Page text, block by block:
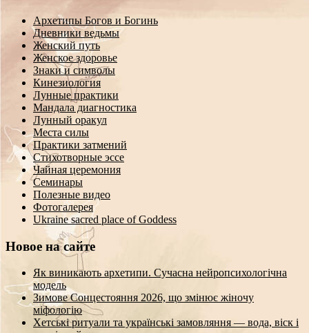
Архетипы Богов и Богинь
Дневники ведьмы
Женский путь
Женское здоровье
Знаки и символы
Кинезиология
Лунные практики
Мандала диагностика
Лунный оракул
Места силы
Практики затмений
Стихотворные эссе
Чайная церемония
Семинары
Полезные видео
Фотогалерея
Ukraine sacred place of Goddess
Новое на сайте
Як виникають архетипи. Сучасна нейропсихологічна
модель
Зимове Сонцестояння 2026, що змінює жіночу
міфологію
Хетські ритуали та українські замовляння — вода, віск і